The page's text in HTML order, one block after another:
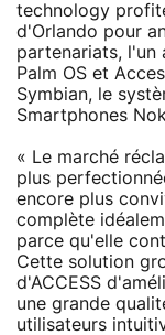
technology
d'Orlando pour
partenariats, l'un
Palm OS et
Symbian, le
Smartphones
« Le marché
plus
encore plus
complète
parce qu'elle
Cette solution
d'ACCESS
une grande
utilisateurs